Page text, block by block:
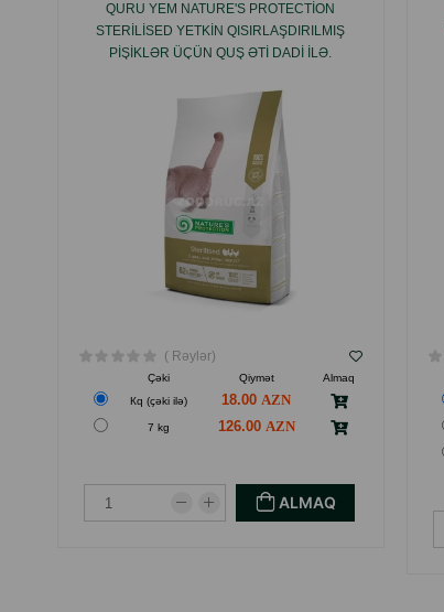
QURU YEM NATURE'S PROTECTION
STERILISED YETKIN QISIRLAŞDIRILMIŞ
PIŞIKLƏR ÜÇÜN QUŞ ƏTI DADI ILƏ.
( Rəylər)
Çəki Qiymət
Almaq
Кq (çəki ilə)
18.00
7 kg 126.00
ALMAQ